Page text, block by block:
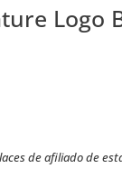
Logo
de afiliado de